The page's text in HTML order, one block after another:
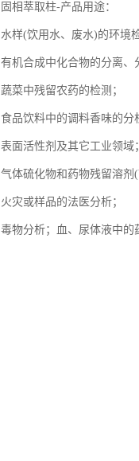
固相萃取柱-产品用途：
水样(饮用水、废水)的环境
有机合成中化合物的分离、
蔬菜中残留农药的检测；
食品饮料中的调料香味的分
表面活性剂及其它工业领域；
气体硫化物和药物残留溶剂
火灾或样品的法医分析；
毒物分析；血、尿体液中的